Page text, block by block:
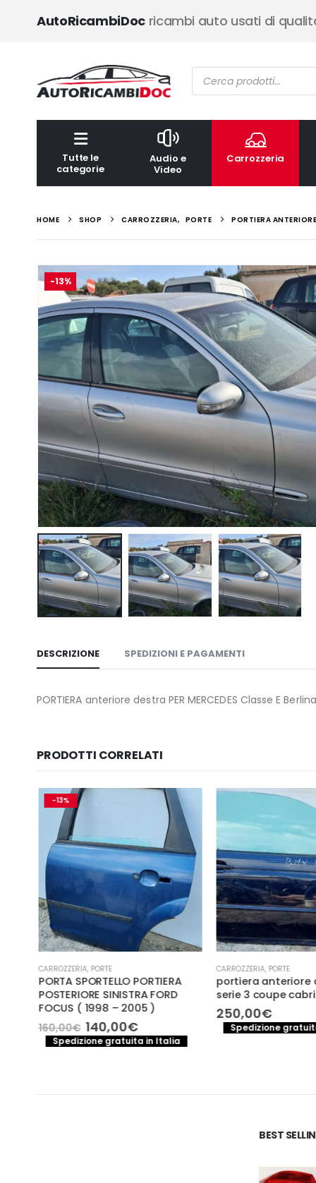
AutoRicambiDocricambi auto usati di
Ricerca
prodotti
Tutte le
categorie
Audio e
Video
Carrozzeria
HOME SHOP CARROZZERIA, PORTE PORTIERA
-13%
DESCRIZIONE SPEDIZIONI E PAGAMENTI
PORTIERA anteriore destra PER MERCEDES Classe E
PRODOTTI CORRELATI
-13%
CARROZZERIA, PORTE
PORTA SPORTELLO PORTIERA
POSTERIORE SINISTRA FORD
FOCUS ( 1998 – 2005 )
160,00€ Il
prezzo
originale
140,00€Il
prezzo
attuale
Spedizione gratuita in Italia
CARROZZERIA, PORTE
portiera anteriore
serie 3 coupe
250,00€
Spedizione
BEST